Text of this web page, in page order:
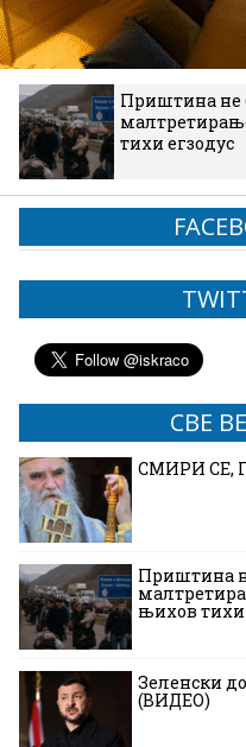
Приштина не
тихи егзодус
СВЕ
СМИРИ СЕ,
Приштина
њихов тихи
Зеленски
(ВИДЕО)